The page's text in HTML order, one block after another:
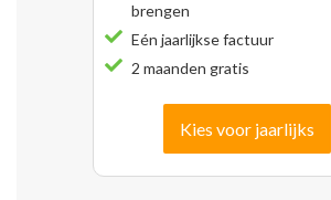
brengen
Eén jaarlijkse factuur
2 maanden gratis
Kies voor jaarlijks